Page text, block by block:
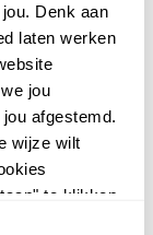
Denk aan
laten werken
jou
afgestemd.
wijze wilt
te klikken.